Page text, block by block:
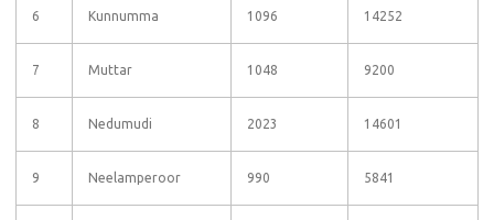
6 Kunnumma 1096 14252
7 Muttar 1048 9200
8 Nedumudi 2023 14601
9 Neelamperoor 990 5841